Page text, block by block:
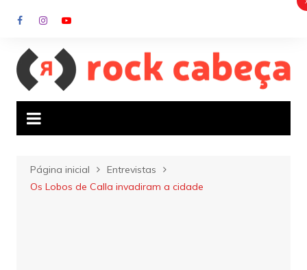
para
conteúdo
Página inicial
Entrevistas
Os Lobos de Calla invadiram a cidade